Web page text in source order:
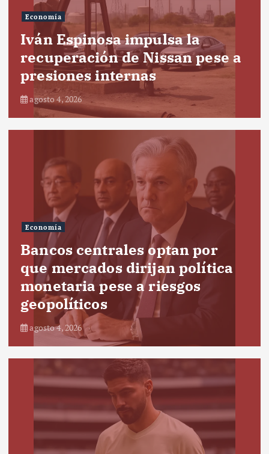
Economía
Iván Espinosa impulsa la
recuperación de Nissan pese a
presiones internas
agosto 4, 2026
Economía
Bancos centrales optan por
que mercados dirijan política
monetaria pese a riesgos
geopolíticos
agosto 4, 2026